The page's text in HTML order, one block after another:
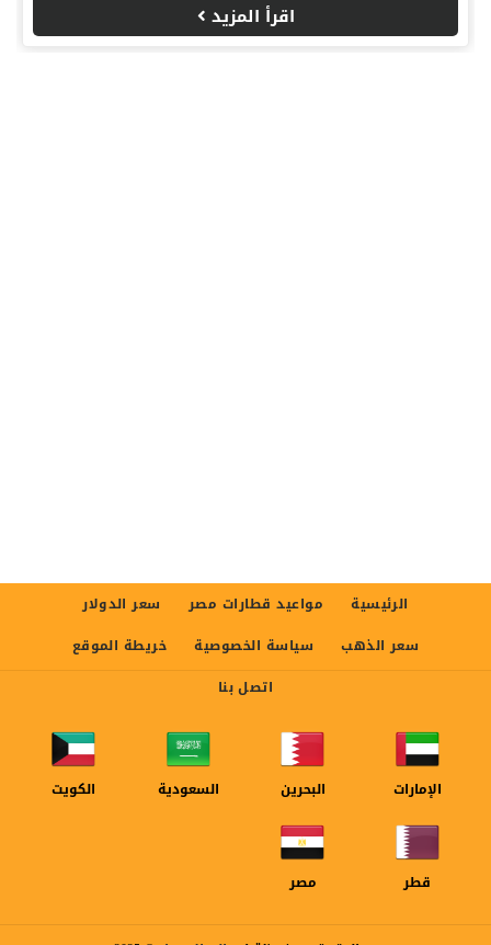
اقرأ المزيد
الرئيسية مواعيد قطارات مصر
سعر الدولار
سعر الذهب
سياسة الخصوصية
خريطة الموقع
اتصل بنا
الإمارات البحرين السعودية الكويت
قطر مصر